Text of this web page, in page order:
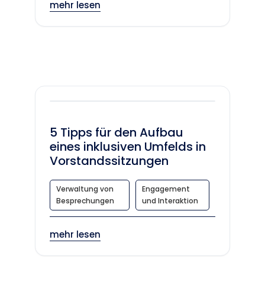
mehr lesen
5 Tipps für den Aufbau
eines inklusiven Umfelds in
Vorstandssitzungen
Verwaltung von
Besprechungen
Engagement
und Interaktion
mehr lesen